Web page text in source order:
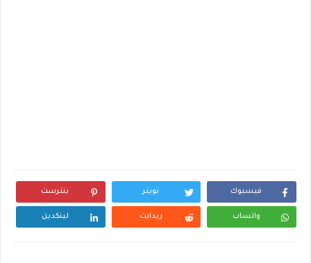
فيسبوك تويتر بنترست
واتساب ريدايت لينكدين